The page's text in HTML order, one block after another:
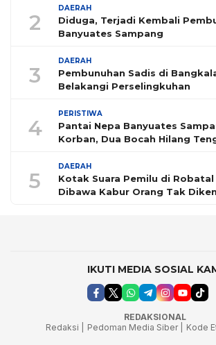
2
DAERAH
Diduga, Terjadi Kembali
Banyuates Sampang
3
DAERAH
Pembunuhan Sadis di
Belakangi Perselingkuhan
4
PERISTIWA
Pantai Nepa Banyuates
Korban, Dua Bocah Hilang
5
DAERAH
Kotak Suara Pemilu di Robatal
Dibawa Kabur Orang Tak
IKUTI MEDIA SOSIAL
REDAKSIONAL
Redaksi |
Pedoman Media Siber |
Kode